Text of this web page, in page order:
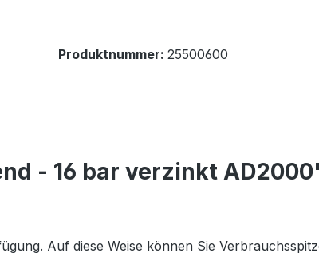
Produktnummer: 25500600
- 16 bar verzinkt
Auf diese Weise können Sie